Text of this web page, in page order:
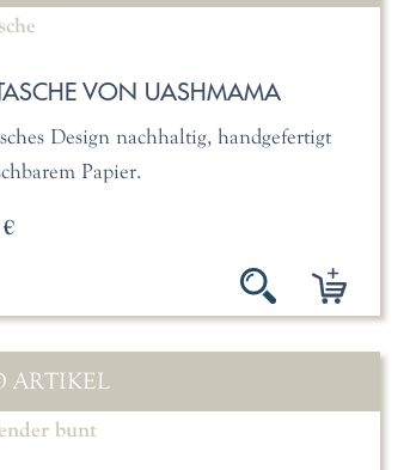
VON UASHMAMA
Design nachhaltig, handgefertigt
Papier.
ARTIKEL